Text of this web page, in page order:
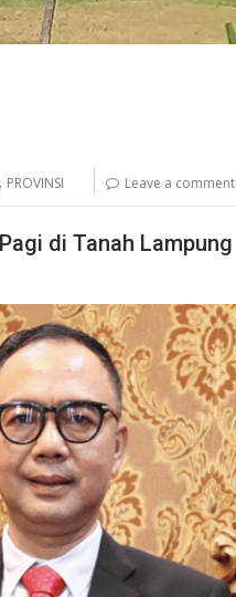
, PROVINSI Leave a comment
di Tanah Lampung